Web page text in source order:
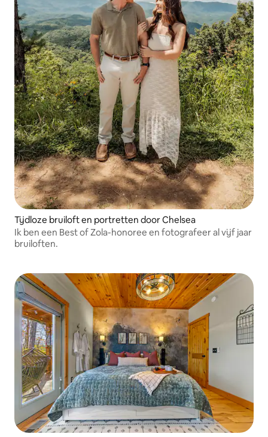
Tijdloze bruiloft en portretten door Chelsea
Ik ben een Best of Zola-honoree en fotografeer al vijf jaar
bruiloften.